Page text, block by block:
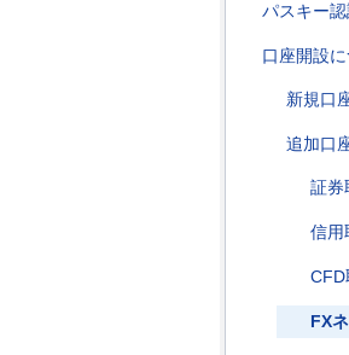
パスキー
口座開設
新規口
追加口
証券
信用
CFD
FX